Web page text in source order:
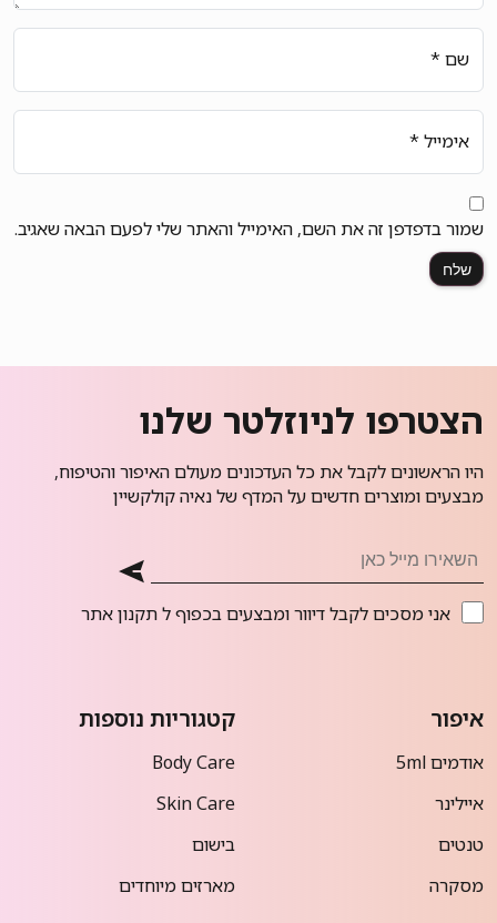
שם *
אימייל *
שמור בדפדפן זה את השם, האימייל והאתר שלי לפעם הבאה שאגיב.
הצטרפו לניוזלטר שלנו
היו הראשונים לקבל את כל העדכונים מעולם האיפור והטיפוח,
מבצעים ומוצרים חדשים על המדף של נאיה קולקשיין
אני מסכים לקבל דיוור ומבצעים בכפוף לתקנון אתר
איפור
אודמים 5ml
איילינר
טנטים
מסקרה
קטגוריות נוספות
Body Care
Skin Care
בישום
מארזים מיוחדים